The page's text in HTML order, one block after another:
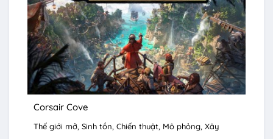
Corsair Cove
Thế giới mở Sinh tồn Chiến thuật Mô phỏng Xây